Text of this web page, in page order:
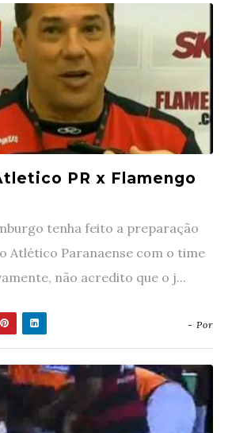
PR x Flamengo
tenha feito a preparação
Atlético Paranaense com o time
não acredito que o j...
- Por